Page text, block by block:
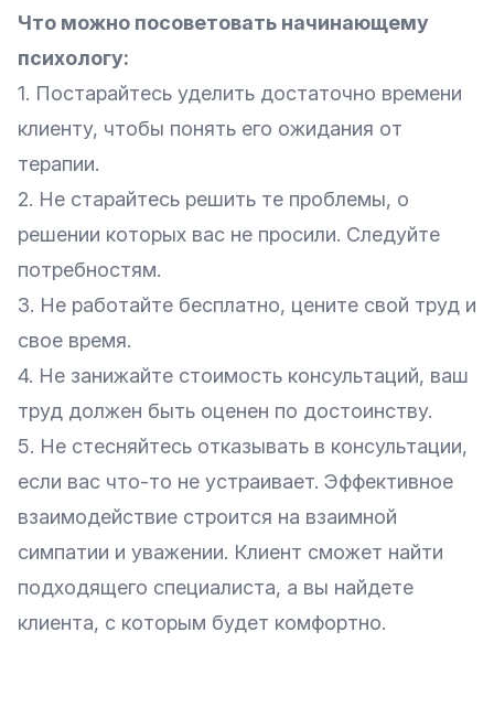
Что можно посоветовать начинающему
психологу:
1. Постарайтесь уделить достаточно времени
клиенту, чтобы понять его ожидания от
терапии.
2. Не старайтесь решить те проблемы, о
решении которых вас не просили. Следуйте
потребностям.
3. Не работайте бесплатно, цените свой труд и
свое время.
4. Не занижайте стоимость консультаций, ваш
труд должен быть оценен по достоинству.
5. Не стесняйтесь отказывать в консультации,
если вас что-то не устраивает. Эффективное
взаимодействие строится на взаимной
симпатии и уважении. Клиент сможет найти
подходящего специалиста, а вы найдете
клиента, с которым будет комфортно.